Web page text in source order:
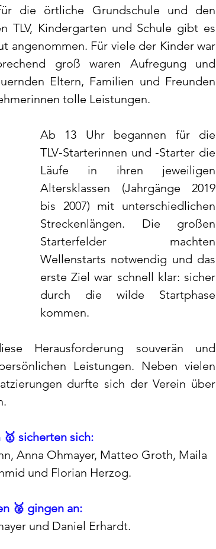
die örtliche Grundschule und den
TLV, Kindergarten und Schule gibt es
angenommen. Für viele der Kinder war
groß waren Aufregung und
Eltern, Familien und Freunden
tolle Leistungen.
Ab 13 Uhr begannen für die
TLV‑Starterinnen und ‑Starter die
Läufe in ihren jeweiligen
Altersklassen (Jahrgänge 2019
bis 2007) mit unterschiedlichen
Streckenlängen. Die großen
Starterfelder machten
Wellenstarts notwendig und das
erste Ziel war schnell klar: sicher
durch die wilde Startphase
kommen.
Herausforderung souverän und
Leistungen. Neben vielen
durfte sich der Verein über
sicherten sich:
Anna Ohmayer, Matteo Groth, Maila
und Florian Herzog.
🥈 gingen an:
und Daniel Erhardt.